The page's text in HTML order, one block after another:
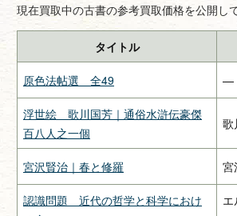
現在買取中の古書の参考買取価格を公開し
タイトル
原色法帖選 全49 —
浮世絵 歌川国芳｜通俗水滸伝豪傑
百八人之一個
歌
宮沢賢治｜春と修羅 宮
認識問題 近代の哲学と科学におけ